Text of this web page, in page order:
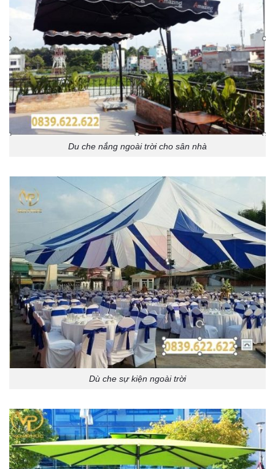
Du che nắng ngoài trời cho sân nhà
Dù che sự kiện ngoài trời